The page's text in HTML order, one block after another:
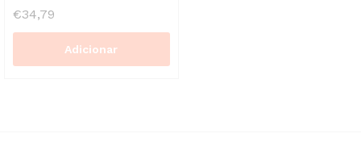
€34,79
Adicionar